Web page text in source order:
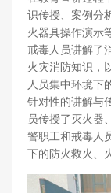
识传授、案例分
火器具操作演示
戒毒人员讲解了
火灾消防知识，
人员集中环境下
针对性的讲解与
员传授了灭火器
警职工和戒毒人
下的防火救火、